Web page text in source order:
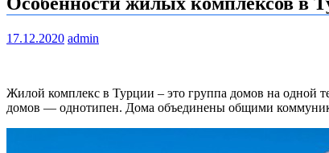
17.12.2020 admin
Жилой комплекс в Турции – это группа домов на одной
домов — однотипен. Дома объединены общими